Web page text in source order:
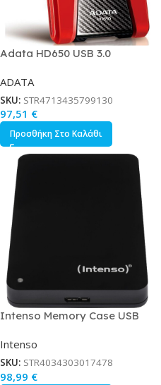
Adata HD650 USB 3.0
Κόκκινο
ADATA
SKU: STR4713435799130
97,51 €
Προσθήκη Στο Καλάθι
Intenso Memory Case USB
Μαύρο
Intenso
SKU: STR4034303017478
98,99 €